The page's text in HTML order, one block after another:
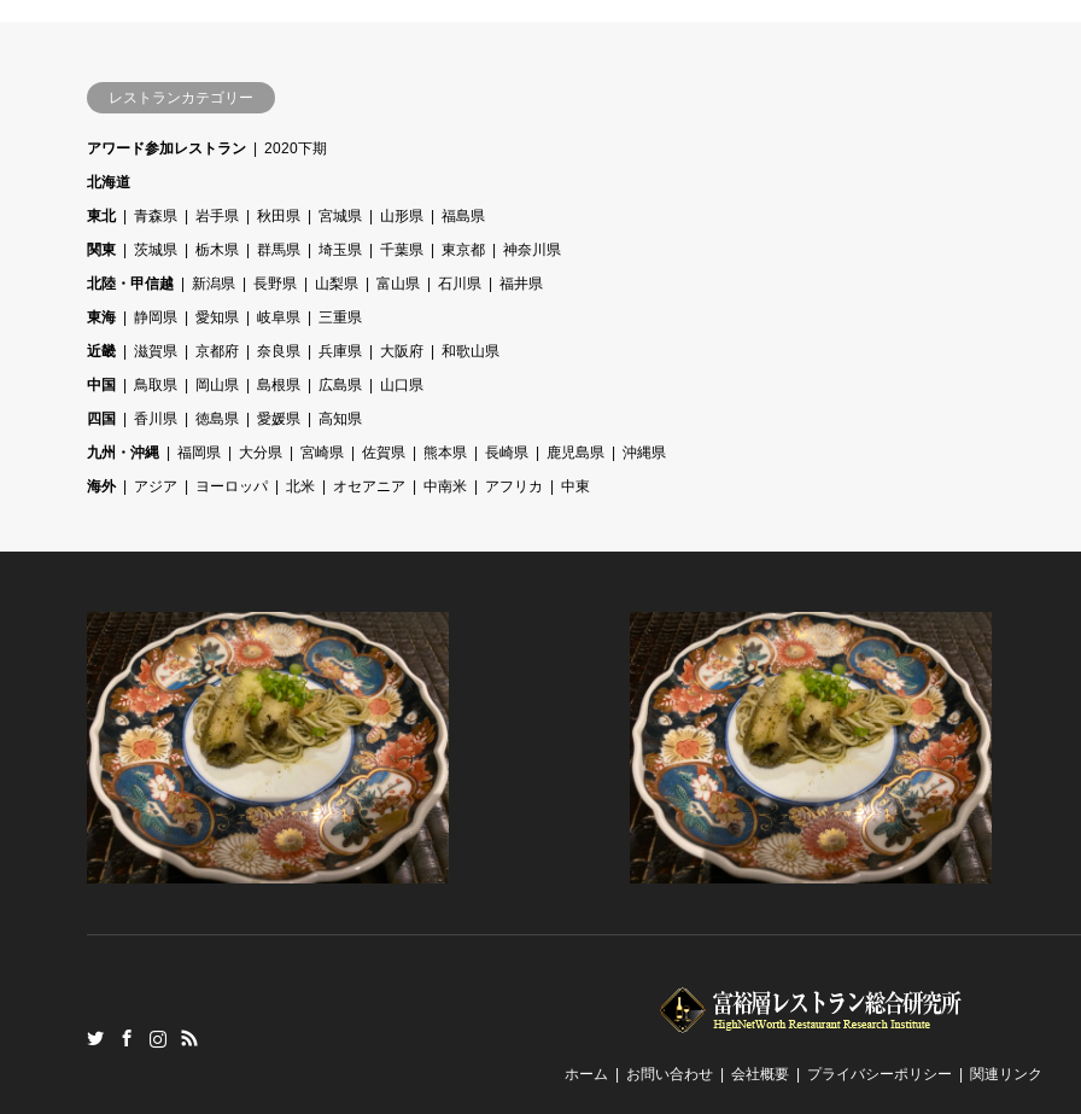
レストランカテゴリー
アワード参加レストラン
2020下期
北海道
東北
青森県 岩手県 秋田県 宮城県 山形県
福島県
関東
茨城県 栃木県 群馬県 埼玉県 千葉県 東京都
神奈川県
北陸・甲信越
新潟県 長野県 山梨県 富山県 石川県
福井県
東海
静岡県 愛知県 岐阜県
三重県
近畿
滋賀県 京都府 奈良県 兵庫県 大阪府
和歌山県
中国
鳥取県 岡山県 島根県 広島県
山口県
四国
香川県 徳島県 愛媛県
高知県
九州・沖縄
福岡県 大分県 宮崎県 佐賀県 熊本県 長崎県 鹿児島県
沖縄県
海外
アジア ヨーロッパ 北米 オセアニア 中南米 アフリカ 中東
ホーム お問い合わせ 会社概要 プライバシーポリシー 関連リンク